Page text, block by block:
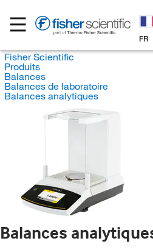
FR
Fisher Scientific
Produits
Balances
Balances de laboratoire
Balances analytiques
Balances